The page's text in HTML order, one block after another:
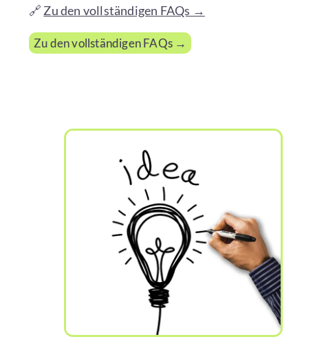
🔗 Zu den vollständigen FAQs →
Zu den vollständigen FAQs →